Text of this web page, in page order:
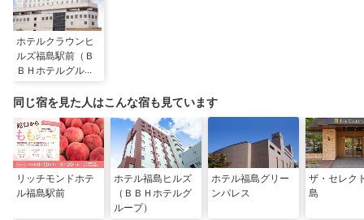
ホテルクラウンヒ
ルズ福島駅前（Ｂ
ＢＨホテルグルー
同じ宿を見た人はこんな宿も見ています
リッチモンドホテ
ル福島駅前
ホテル福島ヒルズ
（ＢＢＨホテルグ
ループ）
ホテル福島グリー
ンパレス
ザ・セレク
島